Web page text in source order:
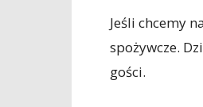
Jeśli chcemy
spożywcze.
gości.